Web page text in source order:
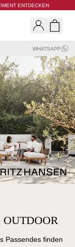
ENTDECKEN
WHATSAPP
Passendes finden